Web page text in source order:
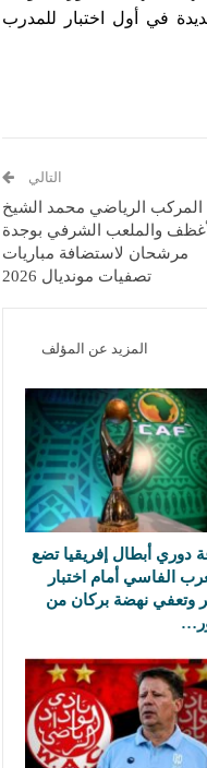
جديدة في أول اختبار للمدرب
التالي
المركب الرياضي محمد الشيخ
والملعب الشرفي بوجدة
مرشحان لاستضافة مباريات
تصفيات مونديال 2026
المزيد عن المؤلف
دوري أبطال إفريقيا تضع
الفاسي أمام اختبار
وتعفي نهضة بركان من